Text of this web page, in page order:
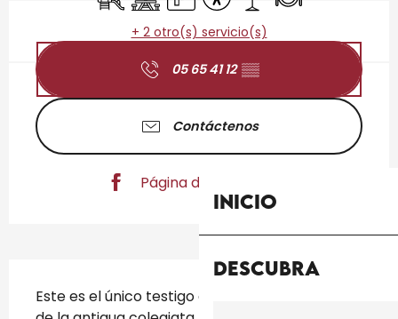
Inicio
Descubra
+ 2 otro(s) servicio(s)
05 65 41 12 ▒▒
Contáctenos
Página de Facebook
Este es el único testigo del recinto monástico